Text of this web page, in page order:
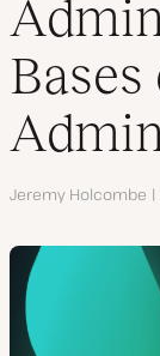
Bases
Autor
Jeremy Holcombe